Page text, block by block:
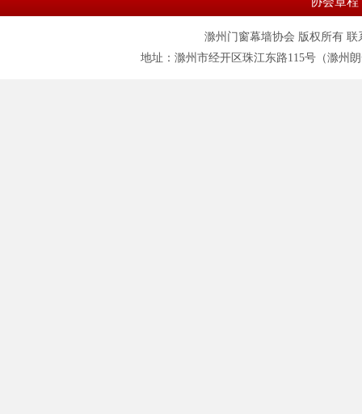
滁州门窗幕墙协会 版权所有 联
地址：滁州市经开区珠江东路115号（滁州